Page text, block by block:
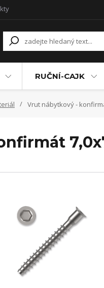
RUČNÍ-CAJK
Vrut nábytkový -